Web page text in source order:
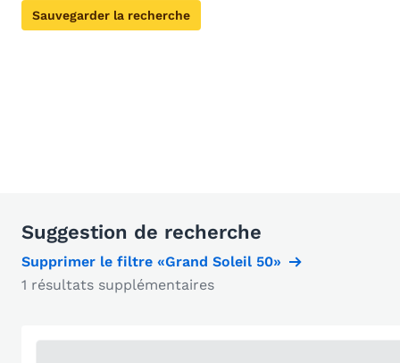
Sauvegarder la recherche
Suggestion de recherche
Supprimer le filtre «Grand Soleil 50»
1 résultats supplémentaires